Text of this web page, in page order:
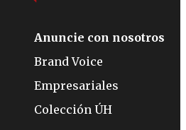
Anuncie con nosotros
Brand Voice
Empresariales
Colección ÚH